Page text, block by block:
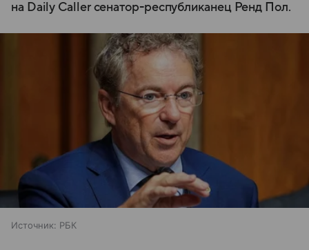
на Daily Caller сенатор-республиканец Ренд Пол.
Источник: РБК